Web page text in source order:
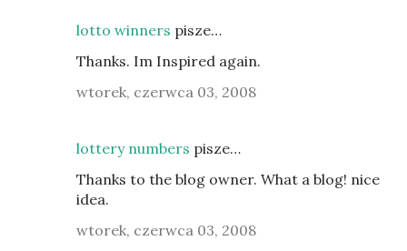
lotto winners pisze…
Thanks. Im Inspired again.
wtorek, czerwca 03, 2008
lottery numbers pisze…
Thanks to the blog owner. What a blog! nice
idea.
wtorek, czerwca 03, 2008